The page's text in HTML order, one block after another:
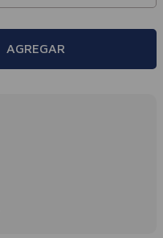
AGREGAR